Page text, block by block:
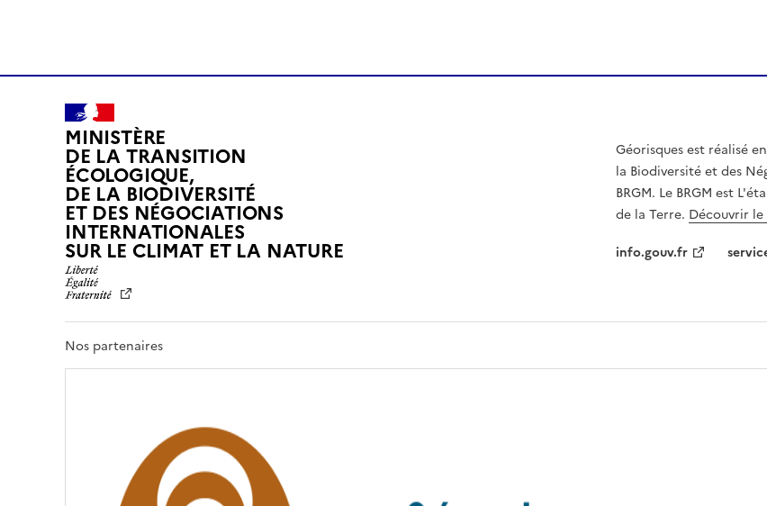
MINISTÈRE
DE LA TRANSITION
ÉCOLOGIQUE,
DE LA BIODIVERSITÉ
ET DES NÉGOCIATIONS
INTERNATIONALES
SUR LE CLIMAT ET LA NATUREL
R
É
Géorisques est réalisé
la Biodiversité et des
BRGM. Le BRGM est
de la Terre. Découvrir le
info.gouv.fr
Nos partenaires